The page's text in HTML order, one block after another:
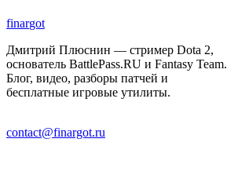
finargot
Дмитрий Плюснин — стример Dota 2,
основатель BattlePass.RU и Fantasy Team.
Блог, видео, разборы патчей и
бесплатные игровые утилиты.
contact@finargot.ru